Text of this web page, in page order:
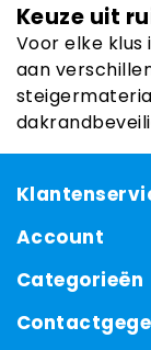
Keuze uit
Voor elke klus
aan
Account
Categorieën